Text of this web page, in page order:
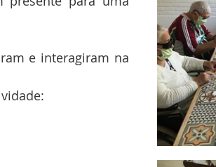
e interagiram na